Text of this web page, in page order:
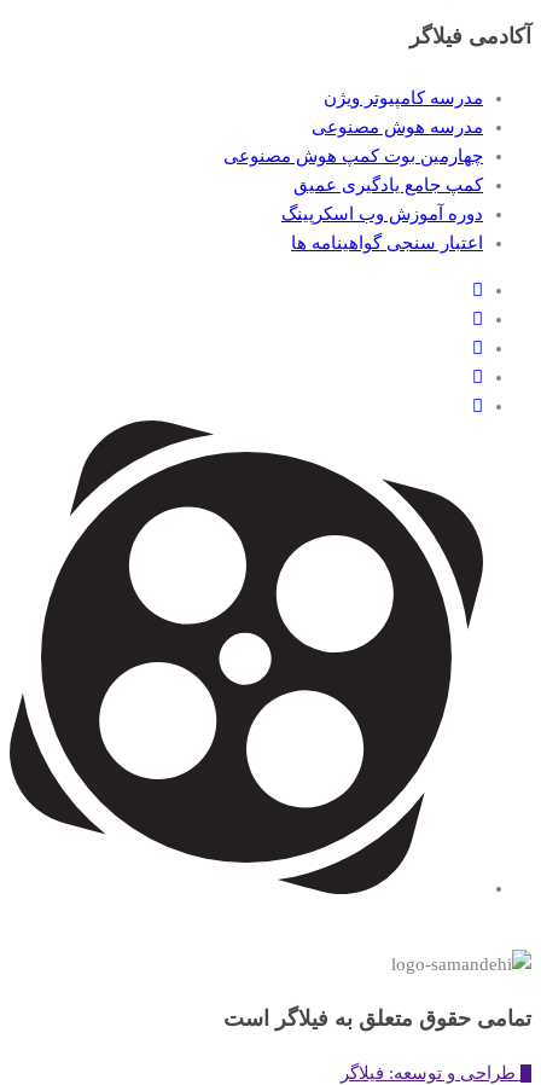
آکادمی فیلاگر
مدرسه کامپیوتر ویژن
مدرسه هوش مصنوعی
چهارمین بوت کمپ هوش مصنوعی
کمپ جامع یادگیری عمیق
دوره آموزش وب اسکرپینگ
اعتبار سنجی گواهینامه ها
تمامی حقوق متعلق به فیلاگر است
طراحی و توسعه: فیلاگر